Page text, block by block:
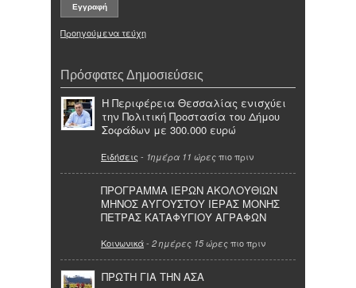
Προηγούμενα τεύχη
Πρόσφατες Δημοσιεύσεις
Η Περιφέρεια Θεσσαλίας ενισχύει
την Πολιτική Προστασία του Δήμου
Σοφάδων με 300.000 ευρώ
Ειδήσεις - 1ημέρα 11 ώρες πιο πριν
ΠΡΟΓΡΑΜΜΑ ΙΕΡΩΝ ΑΚΟΛΟΥΘΙΩΝ
ΜΗΝΟΣ ΑΥΓΟΥΣΤΟΥ ΙΕΡΑΣ ΜΟΝΗΣ
ΠΕΤΡΑΣ ΚΑΤΑΦΥΓΙΟΥ ΑΓΡΑΦΩΝ
Κοινωνικά- 2 ημέρες 15 ώρες πιο πριν
ΠΡΩΤΗ ΓΙΑ ΤΗΝ ΑΣΑ